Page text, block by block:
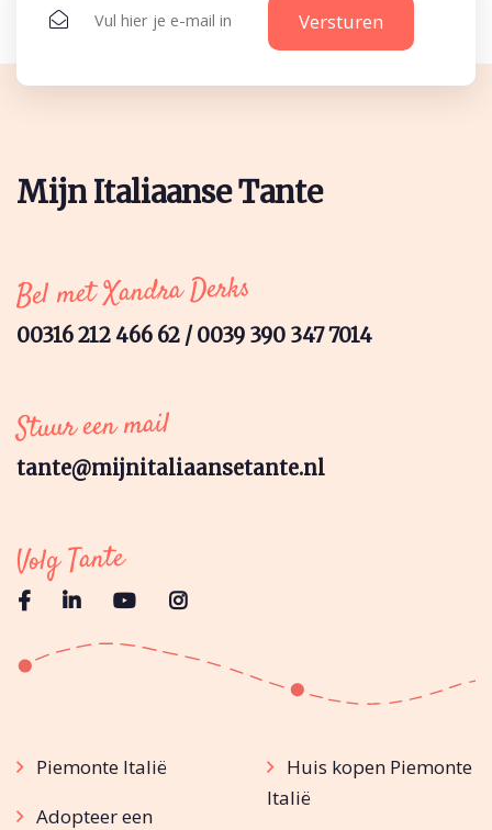
Mijn Italiaanse Tante
Bel met Xandra Derks
00316 212 466 62 / 0039 390 347 7014
Stuur een mail
tante@mijnitaliaansetante.nl
Volg Tante
Piemonte Italië
Adopteer een
Huis kopen Piemonte
Italië